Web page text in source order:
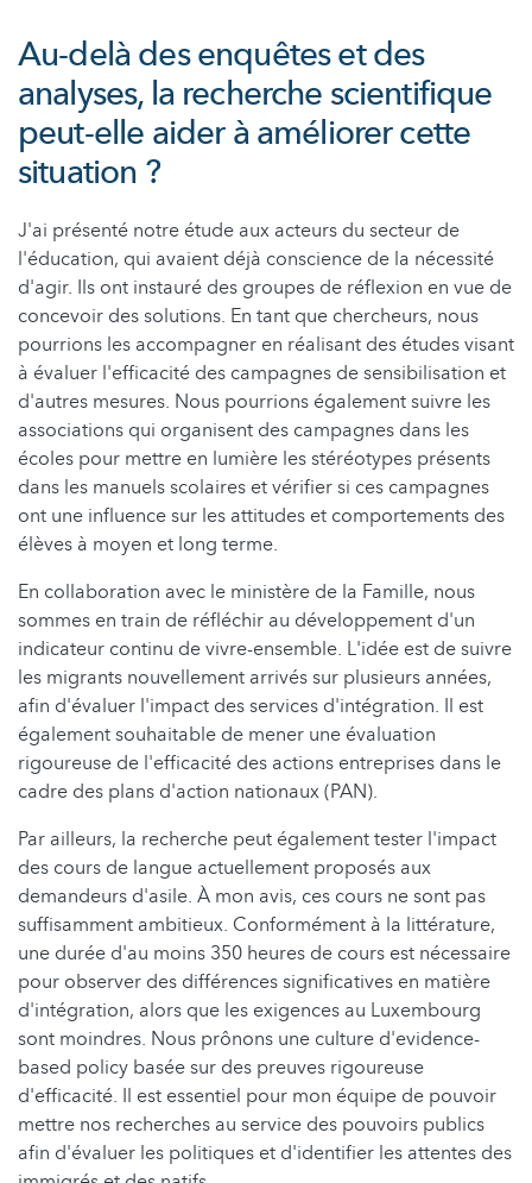
Au-delà des enquêtes et des
analyses, la recherche scientifique
peut-elle aider à améliorer cette
situation ?
J'ai présenté notre étude aux acteurs du secteur de
l'éducation, qui avaient déjà conscience de la nécessité
d'agir. Ils ont instauré des groupes de réflexion en vue de
concevoir des solutions. En tant que chercheurs, nous
pourrions les accompagner en réalisant des études visant
à évaluer l'efficacité des campagnes de sensibilisation et
d'autres mesures. Nous pourrions également suivre les
associations qui organisent des campagnes dans les
écoles pour mettre en lumière les stéréotypes présents
dans les manuels scolaires et vérifier si ces campagnes
ont une influence sur les attitudes et comportements des
élèves à moyen et long terme.
En collaboration avec le ministère de la Famille, nous
sommes en train de réfléchir au développement d'un
indicateur continu de vivre-ensemble. L'idée est de suivre
les migrants nouvellement arrivés sur plusieurs années,
afin d'évaluer l'impact des services d'intégration. Il est
également souhaitable de mener une évaluation
rigoureuse de l'efficacité des actions entreprises dans le
cadre des plans d'action nationaux (PAN).
Par ailleurs, la recherche peut également tester l'impact
des cours de langue actuellement proposés aux
demandeurs d'asile. À mon avis, ces cours ne sont pas
suffisamment ambitieux. Conformément à la littérature,
une durée d'au moins 350 heures de cours est nécessaire
pour observer des différences significatives en matière
d'intégration, alors que les exigences au Luxembourg
sont moindres. Nous prônons une culture d'evidence-
based policy basée sur des preuves rigoureuse
d'efficacité. Il est essentiel pour mon équipe de pouvoir
mettre nos recherches au service des pouvoirs publics
afin d'évaluer les politiques et d'identifier les attentes des